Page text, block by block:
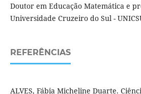
Doutor em Educação Matemática e
Universidade Cruzeiro do Sul -
REFERÊNCIAS
ALVES, Fábia Micheline Duarte.